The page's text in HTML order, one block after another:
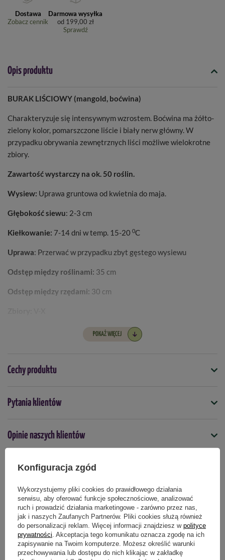
Dostawa
Zobacz cennik
Darmowa wysyłka
od 199,00 zł
Sprawdź
Opis produktu
BURAK LIŚCIOWY (mangold, boćwina)
Charakteryzuje się intensywnym wzrostem. Boćwina ma żółto-
zielony kolor, pomarszczone liście i biały nerw główny. W
przypadku obrywania zewnętrznych liści możliwe wielokrotne
zbiory.
Zawartość wystarczy na ok. 50 roślin.
Wysiew: Uprawa gruntowa od kwietnia do maja.
Głębokość siewu: 2-3 cm
Kiełkowanie: 7-14 dni w temp. 15-20 0C
Uprawa: Przerwać w przypadku zbyt gęstego wysiewu
Odstęp między roślinami: 35 cm
Odstęp między rzędami: 30 cm
POKAŻ WIĘCEJ
Cechy produktu
Symbol
4000159080966
nie
kwiecień maj
Podmiot odpowiedzialny za ten produkt na terenie UE Więcej
Pytania klientów
Opinie naszych klientów
Produkty powiązane
Konfiguracja zgód
Wykorzystujemy pliki cookies do prawidłowego działania
serwisu, aby oferować funkcje społecznościowe, analizować
ruch i prowadzić działania marketingowe - zarówno przez nas,
jak i naszych Zaufanych Partnerów. Pliki cookies służą również
do personalizacji reklam. Więcej informacji znajdziesz w polityce
prywatności . Akceptacja tego komunikatu oznacza zgodę na ich
zapisywanie na Twoim komputerze. Możesz określić warunki
przechowywania lub dostępu do nich klikając w zakładkę